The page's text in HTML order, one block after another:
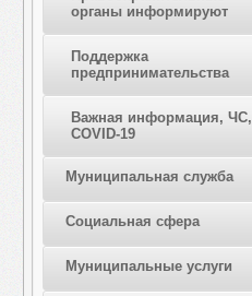
органы информируют
Поддержка
предпринимательства
Важная информация, ЧС,
COVID-19
Муниципальная служба
Социальная сфера
Муниципальные услуги